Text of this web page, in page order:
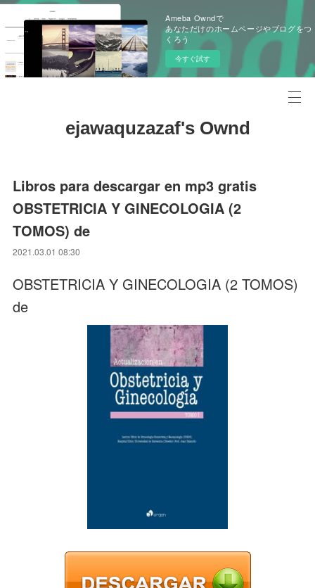
Ameba Owndで
あなただけのホームページやブログをつ
くろう
今すぐ試す
ejawaquzazaf's Ownd
Libros para descargar en mp3 gratis
OBSTETRICIA Y GINECOLOGIA (2
TOMOS) de
2021.03.01 08:30
OBSTETRICIA Y GINECOLOGIA (2 TOMOS)
de